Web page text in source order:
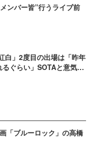
ンバー皆”行うライブ前
白」2度目の出場は「昨年
ぐらい」SOTAと意気込
「ブルーロック」の高橋